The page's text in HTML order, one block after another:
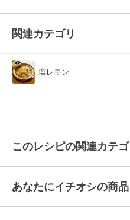
関連カテゴリ
塩レモン
このレシピの関連カテ
あなたにイチオシの商品